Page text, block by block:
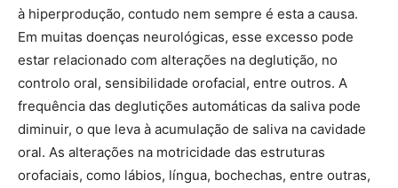
à hiperprodução, contudo nem sempre é esta a causa.
Em muitas doenças neurológicas, esse excesso pode
estar relacionado com alterações na deglutição, no
controlo oral, sensibilidade orofacial, entre outros. A
frequência das deglutições automáticas da saliva pode
diminuir, o que leva à acumulação de saliva na cavidade
oral. As alterações na motricidade das estruturas
orofaciais, como lábios, língua, bochechas, entre outras,